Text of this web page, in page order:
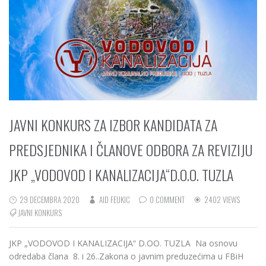
JAVNI KONKURS ZA IZBOR KANDIDATA ZA
PREDSJEDNIKA I ČLANOVE ODBORA ZA REVIZIJU
JKP „VODOVOD I KANALIZACIJA“D.O.O. TUZLA
29 DECEMBRA 2020 AID FEUKIC 0 COMMENT
2402 VIEWS
JAVNI KONKURS
JKP „VODOVOD I KANALIZACIJA“ D.OO. TUZLA Na osnovu
odredaba člana 8. i 26..Zakona o javnim preduzećima u FBiH